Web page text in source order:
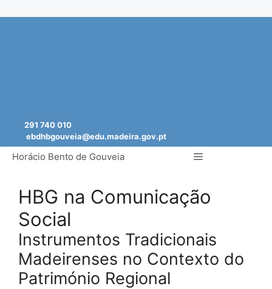
291 740 010
ebdhbgouveia@edu.madeira.gov.pt
Horácio Bento de Gouveia Menu
HBG na Comunicação
Social
Instrumentos Tradicionais
Madeirenses no Contexto do
Património Regional